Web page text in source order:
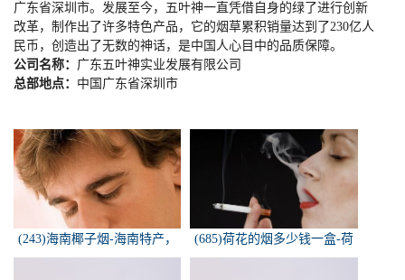
广东省深圳市。发展至今，五叶神一直凭借自身的绿了进行创新
改革，制作出了许多特色产品，它的烟草累积销量达到了230亿人
民币，创造出了无数的神话，是中国人心目中的品质保障。
公司名称： 广东五叶神实业发展有限公司
总部地点： 中国广东省深圳市
(243)海南椰子烟-海南特产，
椰子香烟，槟榔香烟，叶子包
(685)荷花的烟多少钱一盒-荷
花烟多少钱一盒